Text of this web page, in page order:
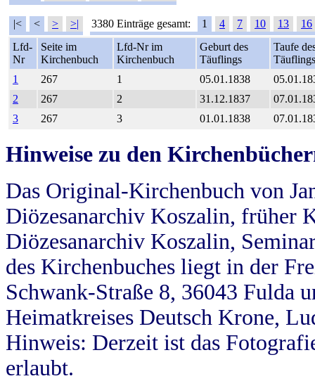
|< < > >| 3380 Einträge gesamt: 1 4 7 10 13
16
Lfd-
Nr
Seite im
Kirchenbuch
Lfd-Nr im
Kirchenbuch
Geburt des
Täuflings
Taufe
Täuflings
1
267 1 05.01.1838
2
267 2 31.12.1837
3
267 3 01.01.1838
Hinweise zu den
Das Original-Kirchenbuch von
Diözesanarchiv Koszalin, früher
Diözesanarchiv Koszalin,
des Kirchenbuches liegt in der
Schwank-Straße 8, 36043 Fulda
Heimatkreises Deutsch Krone,
Hinweis: Derzeit ist das
erlaubt.